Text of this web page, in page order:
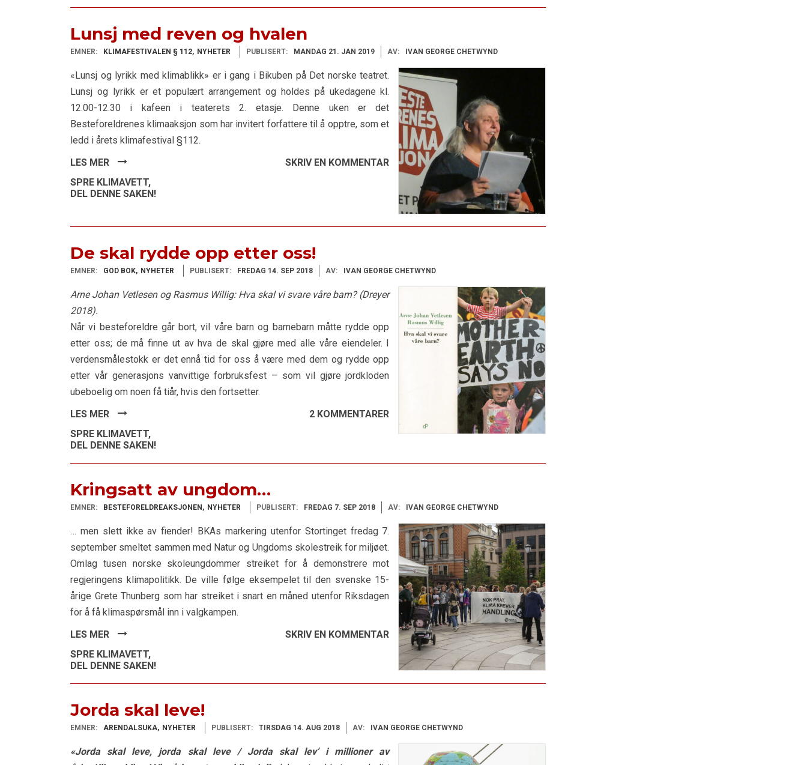
Lunsj med reven og hvalen
EMNER: KLIMAFESTIVALEN § 112 NYHETER PUBLISERT: MANDAG 21. JAN 2019 AV: IVAN GEORGE CHETWYND
«Lunsj og lyrikk med klimablikk» er i gang i Bikuben på Det norske teatret.
Lunsj og lyrikk er et populært arrangement og holdes på ukedagene kl.
12.00-12.30 i kafeen i teaterets 2. etasje. Denne uken er det
Besteforeldrenes klimaaksjon som har invitert forfattere til å opptre, som et
ledd i årets klimafestival §112.
LES MER
SKRIV EN KOMMENTAR
SPRE KLIMAVETT,
DEL DENNE SAKEN!
De skal rydde opp etter oss!
EMNER: GOD BOK NYHETER PUBLISERT: FREDAG 14. SEP 2018 AV: IVAN GEORGE CHETWYND
Arne Johan Vetlesen og Rasmus Willig: Hva skal vi svare våre barn? (Dreyer
2018).
Når vi besteforeldre går bort, vil våre barn og barnebarn måtte rydde opp
etter oss; de må finne ut av hva de skal gjøre med alle våre eiendeler. I
verdensmålestokk er det ennå tid for oss å være med dem og rydde opp
etter vår generasjons vanvittige forbruksfest – som vil gjøre jordkloden
ubeboelig om noen få tiår, hvis den fortsetter.
LES MER
2 KOMMENTARER
SPRE KLIMAVETT,
DEL DENNE SAKEN!
Kringsatt av ungdom…
EMNER: BESTEFORELDREAKSJONEN NYHETER PUBLISERT: FREDAG 7. SEP 2018 AV: IVAN GEORGE CHETWYND
… men slett ikke av fiender! BKAs markering utenfor Stortinget fredag 7.
september smeltet sammen med Natur og Ungdoms skolestreik for miljøet.
Omlag tusen norske skoleungdommer streiket for å demonstrere mot
regjeringens klimapolitikk. De ville følge eksempelet til den svenske 15-
årige Grete Thunberg som har streiket i snart en måned utenfor Riksdagen
for å få klimaspørsmål inn i valgkampen.
LES MER
SKRIV EN KOMMENTAR
SPRE KLIMAVETT,
DEL DENNE SAKEN!
Jorda skal leve!
EMNER: ARENDALSUKA NYHETER PUBLISERT: TIRSDAG 14. AUG 2018 AV: IVAN GEORGE CHETWYND
«Jorda skal leve, jorda skal leve / Jorda skal lev’ i millioner av